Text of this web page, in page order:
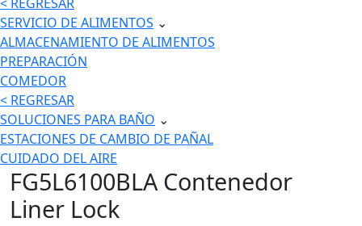
SERVICIO DE ALIMENTOS ⌄
ALMACENAMIENTO DE ALIMENTOS
PREPARACIÓN
COMEDOR
< REGRESAR
SOLUCIONES PARA BAÑO ⌄
ESTACIONES DE CAMBIO DE PAÑAL
CUIDADO DEL AIRE
FG5L6100BLA Contenedor
Liner Lock